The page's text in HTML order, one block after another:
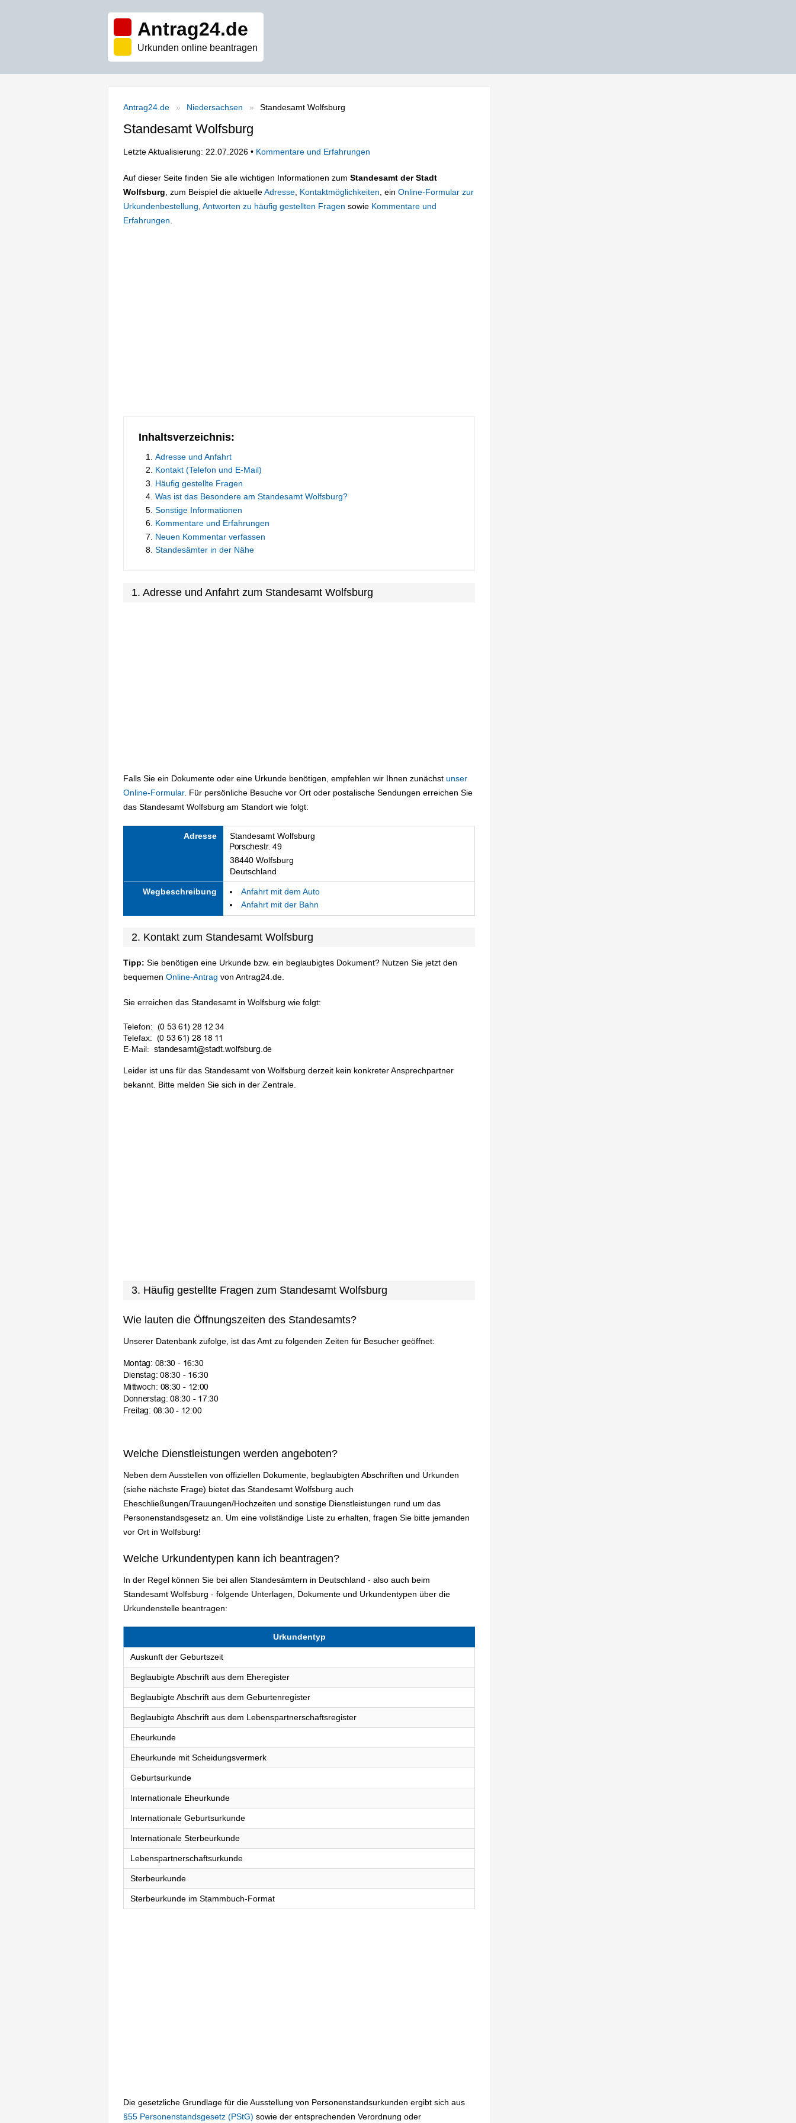
Antrag24.de
Urkunden online beantragen
Antrag24.de Niedersachsen Standesamt Wolfsburg
Standesamt Wolfsburg
Letzte Aktualisierung: 22.07.2026 • Kommentare und Erfahrungen
Auf dieser Seite finden Sie alle wichtigen Informationen zum Standesamt der Stadt
Wolfsburg , zum Beispiel die aktuelleAdresse Kontaktmöglichkeiten , ein Online-Formular zur
Urkundenbestellung Antworten zu häufig gestellten Fragen sowie Kommentare und
Erfahrungen
Inhaltsverzeichnis:
Adresse und Anfahrt
Kontakt (Telefon und E-Mail)
Häufig gestellte Fragen
Was ist das Besondere am Standesamt Wolfsburg?
Sonstige Informationen
Kommentare und Erfahrungen
Neuen Kommentar verfassen
Standesämter in der Nähe
1. Adresse und Anfahrt zum Standesamt Wolfsburg
Falls Sie ein Dokumente oder eine Urkunde benötigen, empfehlen wir Ihnen zunächst unser
Online-Formular. Für persönliche Besuche vor Ort oder postalische Sendungen erreichen Sie
das Standesamt Wolfsburg am Standort wie folgt:
Adresse Standesamt Wolfsburg
38440 Wolfsburg
Deutschland
Wegbeschreibung
Anfahrt mit dem Auto
Anfahrt mit der Bahn
2. Kontakt zum Standesamt Wolfsburg
Tipp: Sie benötigen eine Urkunde bzw. ein beglaubigtes Dokument? Nutzen Sie jetzt den
bequemen Online-Antrag von Antrag24.de.
Sie erreichen das Standesamt in Wolfsburg wie folgt:
Telefon:
Telefax:
E-Mail:
Leider ist uns für das Standesamt von Wolfsburg derzeit kein konkreter Ansprechpartner
bekannt. Bitte melden Sie sich in der Zentrale.
3. Häufig gestellte Fragen zum Standesamt Wolfsburg
Wie lauten die Öffnungszeiten des Standesamts?
Unserer Datenbank zufolge, ist das Amt zu folgenden Zeiten für Besucher geöffnet:
Welche Dienstleistungen werden angeboten?
Neben dem Ausstellen von offiziellen Dokumente, beglaubigten Abschriften und Urkunden
(siehe nächste Frage) bietet das Standesamt Wolfsburg auch
Eheschließungen/Trauungen/Hochzeiten und sonstige Dienstleistungen rund um das
Personenstandsgesetz an. Um eine vollständige Liste zu erhalten, fragen Sie bitte jemanden
vor Ort in Wolfsburg!
Welche Urkundentypen kann ich beantragen?
In der Regel können Sie bei allen Standesämtern in Deutschland - also auch beim
Standesamt Wolfsburg - folgende Unterlagen, Dokumente und Urkundentypen über die
Urkundenstelle beantragen:
Urkundentyp
Auskunft der Geburtszeit
Beglaubigte Abschrift aus dem Eheregister
Beglaubigte Abschrift aus dem Geburtenregister
Beglaubigte Abschrift aus dem Lebenspartnerschaftsregister
Eheurkunde
Eheurkunde mit Scheidungsvermerk
Geburtsurkunde
Internationale Eheurkunde
Internationale Geburtsurkunde
Internationale Sterbeurkunde
Lebenspartnerschaftsurkunde
Sterbeurkunde
Sterbeurkunde im Stammbuch-Format
Die gesetzliche Grundlage für die Ausstellung von Personenstandsurkunden ergibt sich aus
§55 Personenstandsgesetz (PStG) sowie der entsprechenden Verordnung oder